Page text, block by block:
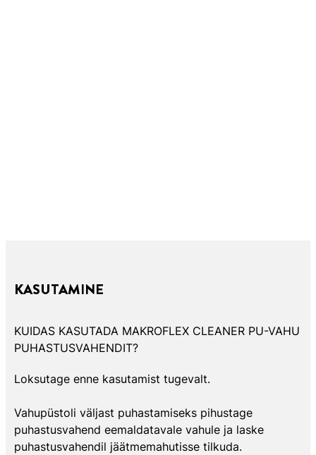
KASUTAMINE
KUIDAS KASUTADA MAKROFLEX CLEANER PU-VAHU
PUHASTUSVAHENDIT?
Loksutage enne kasutamist tugevalt.
Vahupüstoli väljast puhastamiseks pihustage
puhastusvahend eemaldatavale vahule ja laske
puhastusvahendil jäätmemahutisse tilkuda.